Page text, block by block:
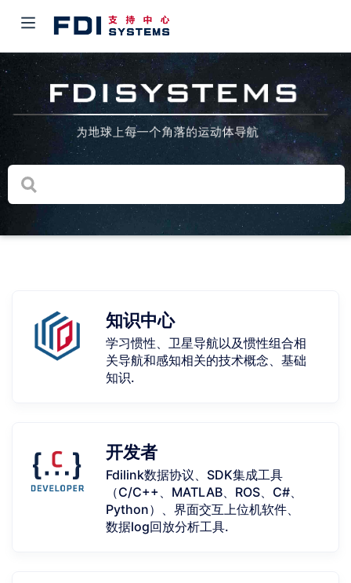
知识中心
学习惯性、卫星导航以及惯性组合相
关导航和感知相关的技术概念、基础
知识.
开发者
Fdilink数据协议、SDK集成工具
（C/C++、MATLAB、ROS、C#、
Python）、界面交互上位机软件、
数据log回放分析工具.